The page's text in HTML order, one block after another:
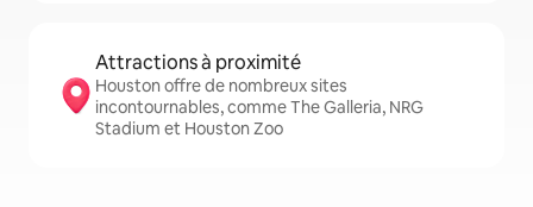
Attractions à proximité
Houston offre de nombreux sites
incontournables, comme The Galleria, NRG
Stadium et Houston Zoo